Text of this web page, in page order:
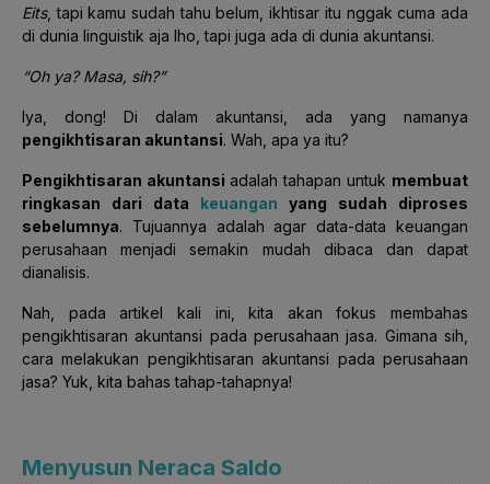
Eits, tapi kamu sudah tahu belum, ikhtisar itu nggak cuma ada
di dunia linguistik aja lho, tapi juga ada di dunia akuntansi.
“Oh ya? Masa, sih?”
Iya, dong! Di dalam akuntansi, ada yang namanya
pengikhtisaran akuntansi. Wah, apa ya itu?
Pengikhtisaran akuntansi adalahtahapan untuk membuat
ringkasan dari data keuangan yang sudah diproses
sebelumnya. Tujuannya adalah agar data-data keuangan
perusahaan menjadi semakin mudah dibaca dan dapat
dianalisis.
Nah, pada artikel kali ini, kita akan fokus membahas
pengikhtisaran akuntansi pada perusahaan jasa. Gimana sih,
cara melakukan pengikhtisaran akuntansi pada perusahaan
jasa? Yuk, kita bahas tahap-tahapnya!
Menyusun Neraca Saldo